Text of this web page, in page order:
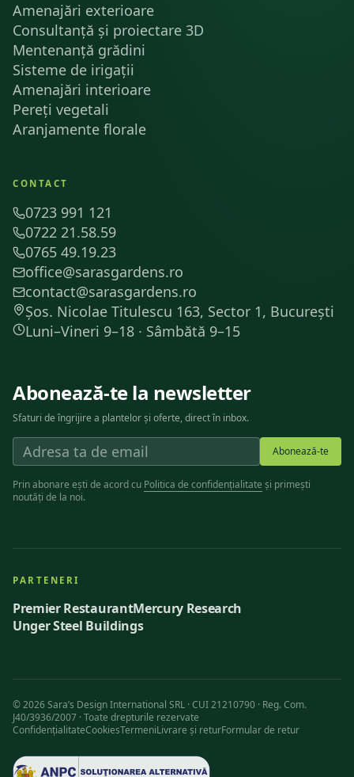
Amenajări exterioare
Consultanță și proiectare 3D
Mentenanță grădini
Sisteme de irigații
Amenajări interioare
Pereți vegetali
Aranjamente florale
CONTACT
0723 991 121
0722 21.58.59
0765 49.19.23
office@sarasgardens.ro
contact@sarasgardens.ro
Șos. Nicolae Titulescu 163, Sector 1, București
Luni–Vineri 9–18 · Sâmbătă 9–15
Abonează-te la newsletter
Sfaturi de îngrijire a plantelor și oferte, direct în inbox.
Abonează-te
Prin abonare ești de acord cu Politica de confidențialitate și primești
noutăți de la noi.
PARTENERI
Premier RestaurantMercury Research
Unger Steel Buildings
©2026Sara’s Design International SRL · CUI 21210790 · Reg. Com.
J40/3936/2007 ·Toate drepturile rezervate
ConfidențialitateCookiesTermeniLivrare și returFormular de retur